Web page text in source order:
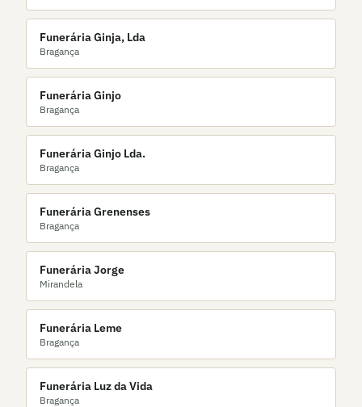
Funerária Ginja, Lda
Bragança
Funerária Ginjo
Bragança
Funerária Ginjo Lda.
Bragança
Funerária Grenenses
Bragança
Funerária Jorge
Mirandela
Funerária Leme
Bragança
Funerária Luz da Vida
Bragança